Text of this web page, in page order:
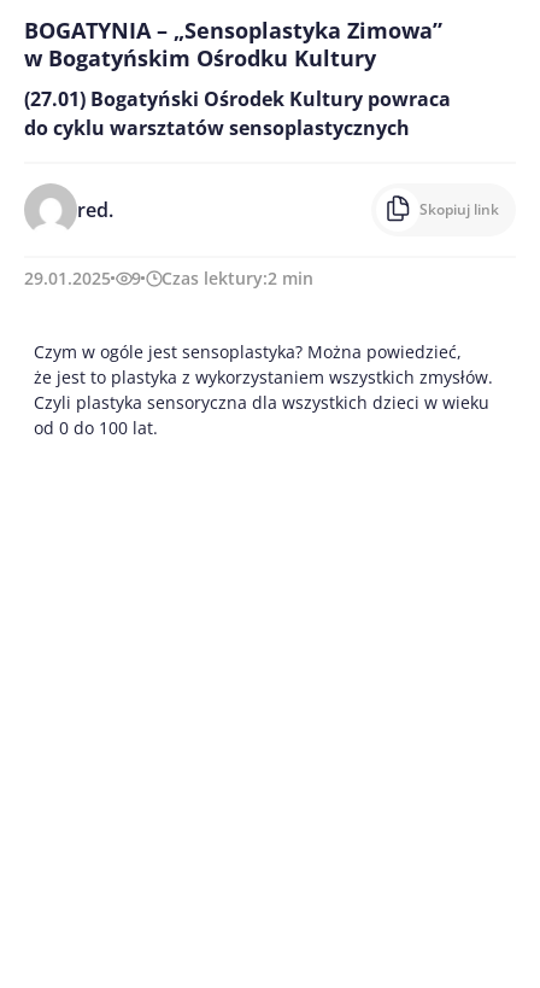
BOGATYNIA – „Sensoplastyka Zimowa”
w Bogatyńskim Ośrodku Kultury
(27.01) Bogatyński Ośrodek Kultury powraca
do cyklu warsztatów sensoplastycznych
red. Skopiuj link
29.01.2025 9 Czas lektury:2 min
Czym w ogóle jest sensoplastyka? Można powiedzieć,
że jest to plastyka z wykorzystaniem wszystkich zmysłów.
Czyli plastyka sensoryczna dla wszystkich dzieci w wieku
od 0 do 100 lat.